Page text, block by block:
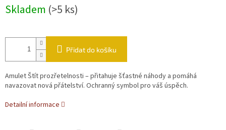
Skladem (>5 ks)
Přidat do košíku
Amulet Štít prozřetelnosti – přitahuje šťastné náhody a pomáhá
navazovat nová přátelství. Ochranný symbol pro váš úspěch.
Detailní informace